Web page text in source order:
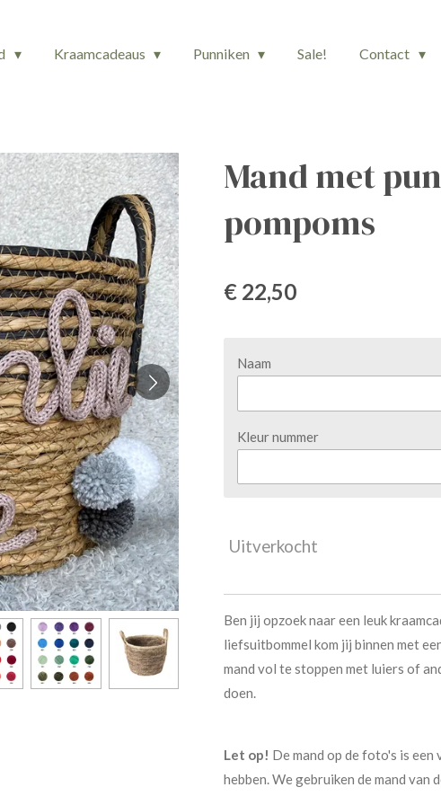
Kraamcadeaus Punniken Sale! Contact
Mand met
pompoms
€ 22,50
Naam
Kleur nummer
Uitverkocht
Ben jij opzoek naar een leuk
liefsuitbommel kom jij binnen met
mand vol te stoppen met luiers of
doen.
Let op! De mand op de foto's is een
hebben. We gebruiken de mand van